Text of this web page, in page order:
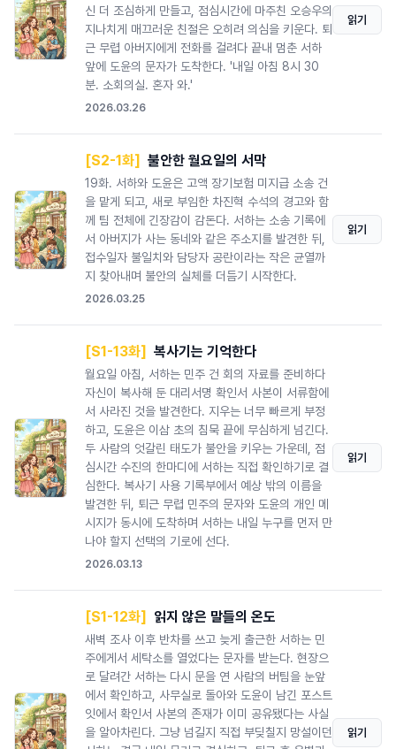
신 더 조심하게 만들고, 점심시간에 마주친 오승우의
지나치게 매끄러운 친절은 오히려 의심을 키운다. 퇴
근 무렵 아버지에게 전화를 걸려다 끝내 멈춘 서하
앞에 도윤의 문자가 도착한다. '내일 아침 8시 30
분. 소회의실. 혼자 와.'
2026.03.26
읽기
[S2-1화] 불안한 월요일의 서막
19화. 서하와 도윤은 고액 장기보험 미지급 소송 건
을 맡게 되고, 새로 부임한 차진혁 수석의 경고와 함
께 팀 전체에 긴장감이 감돈다. 서하는 소송 기록에
서 아버지가 사는 동네와 같은 주소지를 발견한 뒤,
접수일자 불일치와 담당자 공란이라는 작은 균열까
지 찾아내며 불안의 실체를 더듬기 시작한다.
2026.03.25
읽기
[S1-13화] 복사기는 기억한다
월요일 아침, 서하는 민주 건 회의 자료를 준비하다
자신이 복사해 둔 대리서명 확인서 사본이 서류함에
서 사라진 것을 발견한다. 지우는 너무 빠르게 부정
하고, 도윤은 이삼 초의 침묵 끝에 무심하게 넘긴다.
두 사람의 엇갈린 태도가 불안을 키우는 가운데, 점
심시간 수진의 한마디에 서하는 직접 확인하기로 결
심한다. 복사기 사용 기록부에서 예상 밖의 이름을
발견한 뒤, 퇴근 무렵 민주의 문자와 도윤의 개인 메
시지가 동시에 도착하며 서하는 내일 누구를 먼저 만
나야 할지 선택의 기로에 선다.
2026.03.13
읽기
[S1-12화] 읽지 않은 말들의 온도
새벽 조사 이후 반차를 쓰고 늦게 출근한 서하는 민
주에게서 세탁소를 열었다는 문자를 받는다. 현장으
로 달려간 서하는 다시 문을 연 사람의 버팀을 눈앞
에서 확인하고, 사무실로 돌아와 도윤이 남긴 포스트
잇에서 확인서 사본의 존재가 이미 공유됐다는 사실
을 알아차린다. 그냥 넘길지 직접 부딪칠지 망설이던
읽기